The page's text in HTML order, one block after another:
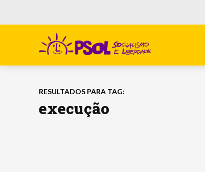
RESULTADOS PARA TAG:
execução